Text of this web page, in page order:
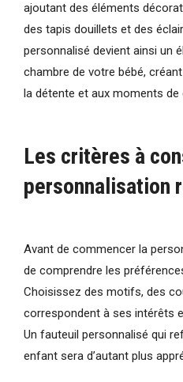
ajoutant des éléments
des tapis douillets et des
personnalisé devient ainsi un
chambre de votre bébé,
la détente et aux moments
Les critères à
personnalisation
Avant de commencer la
de comprendre les
Choisissez des motifs, des
correspondent à ses intérêts
Un fauteuil personnalisé qui
enfant sera d’autant plus